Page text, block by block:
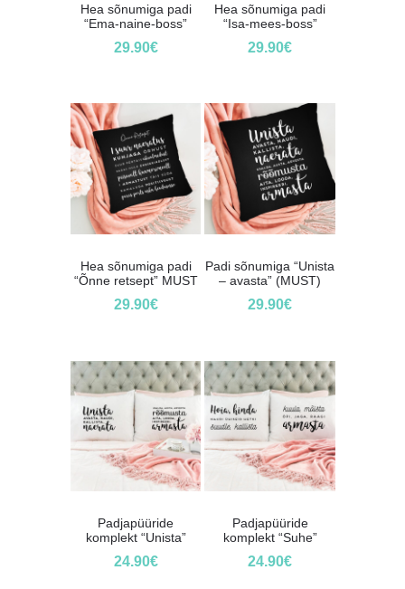
Hea sõnumiga padi
“Ema-naine-boss”
29.90€
Hea sõnumiga padi
“Isa-mees-boss”
29.90€
Hea sõnumiga padi
“Õnne retsept” MUST
29.90€
Padi sõnumiga “Unista
– avasta” (MUST)
29.90€
Padjapüüride
komplekt “Unista”
24.90€
Padjapüüride
komplekt “Suhe”
24.90€